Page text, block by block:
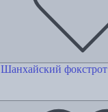
Шанхайский фокстрот